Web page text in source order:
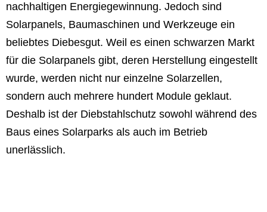
nachhaltigen Energiegewinnung. Jedoch sind
Solarpanels, Baumaschinen und Werkzeuge ein
beliebtes Diebesgut. Weil es einen schwarzen Markt
für die Solarpanels gibt, deren Herstellung eingestellt
wurde, werden nicht nur einzelne Solarzellen,
sondern auch mehrere hundert Module geklaut.
Deshalb ist der Diebstahlschutz sowohl während des
Baus eines Solarparks als auch im Betrieb
unerlässlich.